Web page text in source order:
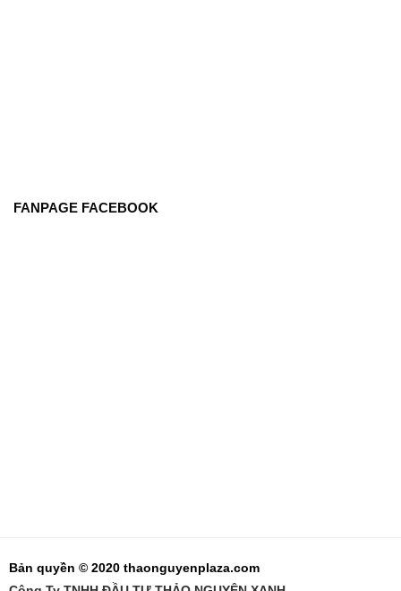
FANPAGE FACEBOOK
Bản quyền © 2020 thaonguyenplaza.com